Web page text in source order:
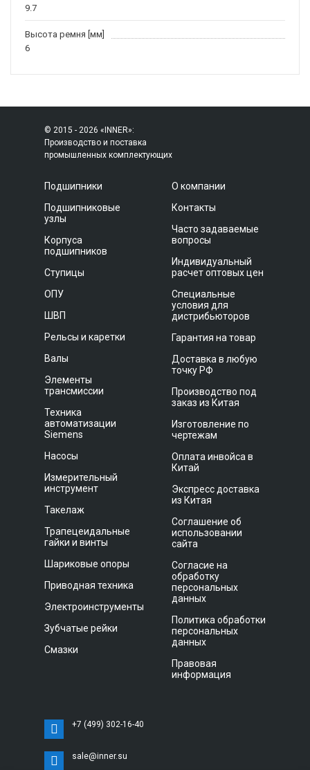
9.7
Высота ремня [мм]
6
© 2015 - 2026 «INNER»:
Производство и поставка
промышленных комплектующих
Подшипники
Подшипниковые
узлы
Корпуса
подшипников
Ступицы
ОПУ
ШВП
Рельсы и каретки
Валы
Элементы
трансмиссии
Техника
автоматизации
Siemens
Насосы
Измерительный
инструмент
Такелаж
Трапецеидальные
гайки и винты
Шариковые опоры
Приводная техника
Электроинструменты
Зубчатые рейки
Смазки
О компании
Контакты
Часто задаваемые
вопросы
Индивидуальный
расчет оптовых цен
Специальные
условия для
дистрибьюторов
Гарантия на товар
Доставка в любую
точку РФ
Производство под
заказ из Китая
Изготовление по
чертежам
Оплата инвойса в
Китай
Экспресс доставка
из Китая
Соглашение об
использовании
сайта
Согласие на
обработку
персональных
данных
Политика обработки
персональных
данных
Правовая
информация
+7 (499) 302-16-40
sale@inner.su